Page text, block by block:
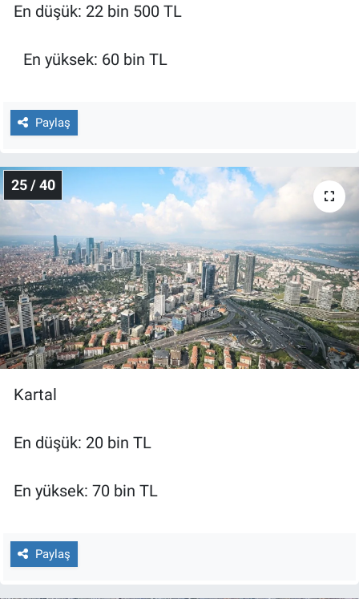
En düşük: 22 bin 500 TL
En yüksek: 60 bin TL
Paylaş
25 / 40
Kartal
En düşük: 20 bin TL
En yüksek: 70 bin TL
Paylaş